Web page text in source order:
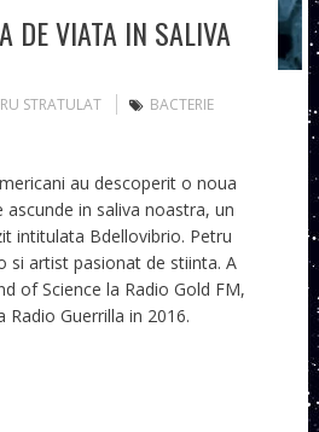
DE VIATA IN SALIVA
STRATULAT
BACTERIE
au descoperit o noua
in saliva noastra, un
intitulata Bdellovibrio. Petru
si artist pasionat de stiinta. A
of Science la Radio Gold FM,
Radio Guerrilla in 2016.